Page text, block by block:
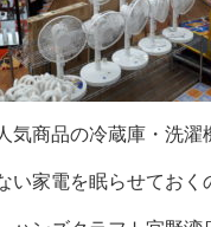
気商品の冷蔵庫・洗濯
い家電を眠らせておく